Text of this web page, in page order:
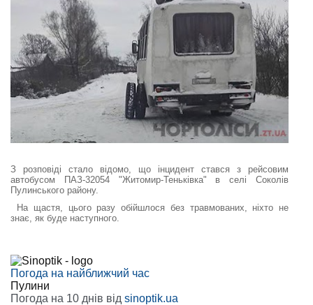
З розповіді стало відомо, що інцидент стався з рейсовим
автобусом ПАЗ-32054 "Житомир-Теньківка" в селі Соколів
Пулинського району.
На щастя, цього разу обійшлося без травмованих, ніхто не
знає, як буде наступного.
Погода на найближчий час
Пулини
Погода на 10 днів від sinoptik.ua